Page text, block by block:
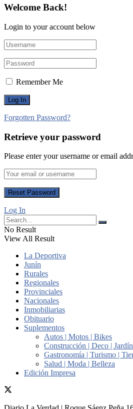
Welcome Back!
Login to your account below
Remember Me
Forgotten Password?
Retrieve your password
Please enter your username or email
Log In
No Result
View All Result
La Deportiva
Junín
Rurales
Regionales
Provinciales
Nacionales
Inmobiliarias
Obituario
Suplementos
Autos | Motos | Bikes
Construcción | Deco | Jardín
Gastronomía | Turismo |
Salud | Moda | Belleza
Edición Impresa